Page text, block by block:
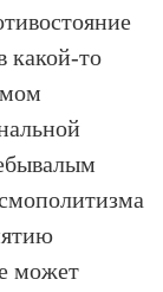
какой-то
может